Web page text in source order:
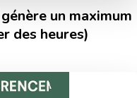
un maximum
des heures)